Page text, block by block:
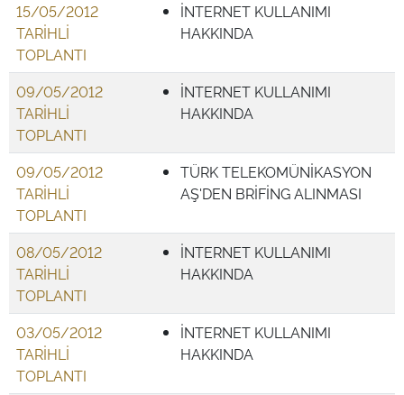
15/05/2012
TARİHLİ
TOPLANTI
İNTERNET KULLANIMI
HAKKINDA
09/05/2012
TARİHLİ
TOPLANTI
İNTERNET KULLANIMI
HAKKINDA
09/05/2012
TARİHLİ
TOPLANTI
TÜRK TELEKOMÜNİKASYON
AŞ'DEN BRİFİNG ALINMASI
08/05/2012
TARİHLİ
TOPLANTI
İNTERNET KULLANIMI
HAKKINDA
03/05/2012
TARİHLİ
TOPLANTI
İNTERNET KULLANIMI
HAKKINDA